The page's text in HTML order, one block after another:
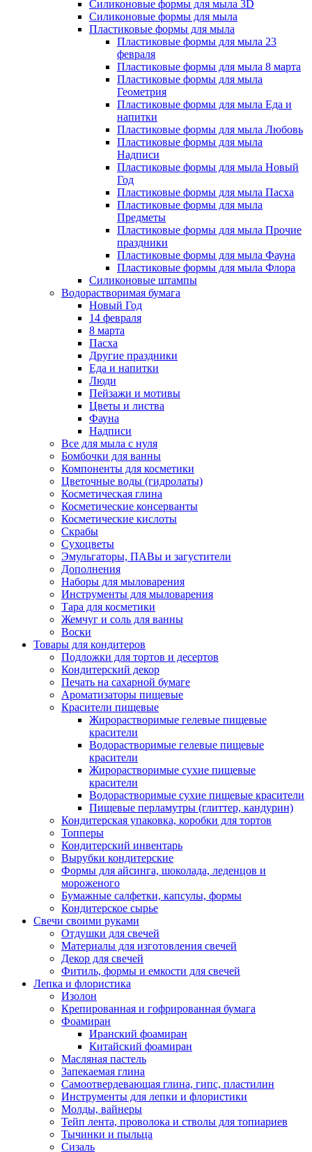
Силиконовые формы для мыла 3D
Силиконовые формы для мыла
Пластиковые формы для мыла
Пластиковые формы для мыла 23
февраля
Пластиковые формы для мыла 8 марта
Пластиковые формы для мыла
Геометрия
Пластиковые формы для мыла Еда и
напитки
Пластиковые формы для мыла Любовь
Пластиковые формы для мыла
Надписи
Пластиковые формы для мыла Новый
Год
Пластиковые формы для мыла Пасха
Пластиковые формы для мыла
Предметы
Пластиковые формы для мыла Прочие
праздники
Пластиковые формы для мыла Фауна
Пластиковые формы для мыла Флора
Силиконовые штампы
Водорастворимая бумага
Новый Год
14 февраля
8 марта
Пасха
Другие праздники
Еда и напитки
Люди
Пейзажи и мотивы
Цветы и листва
Фауна
Надписи
Все для мыла с нуля
Бомбочки для ванны
Компоненты для косметики
Цветочные воды (гидролаты)
Косметическая глина
Косметические консерванты
Косметические кислоты
Скрабы
Сухоцветы
Эмульгаторы, ПАВы и загустители
Дополнения
Наборы для мыловарения
Инструменты для мыловарения
Тара для косметики
Жемчуг и соль для ванны
Воски
Товары для кондитеров
Подложки для тортов и десертов
Кондитерский декор
Печать на сахарной бумаге
Ароматизаторы пищевые
Красители пищевые
Жирорастворимые гелевые пищевые
красители
Водорастворимые гелевые пищевые
красители
Жирорастворимые сухие пищевые
красители
Водорастворимые сухие пищевые красители
Пищевые перламутры (глиттер, кандурин)
Кондитерская упаковка, коробки для тортов
Топперы
Кондитерский инвентарь
Вырубки кондитерские
Формы для айсинга, шоколада, леденцов и
мороженого
Бумажные салфетки, капсулы, формы
Кондитерское сырье
Свечи своими руками
Отдушки для свечей
Материалы для изготовления свечей
Декор для свечей
Фитиль, формы и емкости для свечей
Лепка и флористика
Изолон
Крепированная и гофрированная бумага
Фоамиран
Иранский фоамиран
Китайский фоамиран
Масляная пастель
Запекаемая глина
Самоотвердевающая глина, гипс, пластилин
Инструменты для лепки и флористики
Молды, вайнеры
Тейп лента, проволока и стволы для топиариев
Тычинки и пыльца
Сизаль